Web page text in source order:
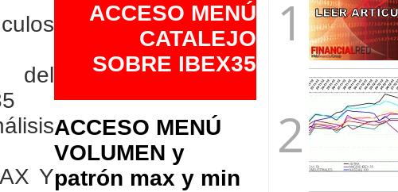
Y
ACCESO MENÚ
CATALEJO
SOBRE IBEX35
ACCESO MENÚ
VOLUMEN y
patrón max y min